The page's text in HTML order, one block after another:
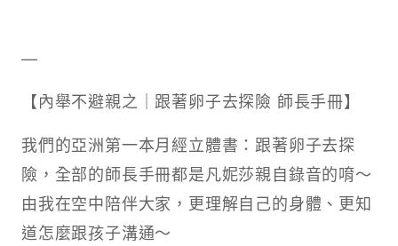
—
【內舉不避親之｜跟著卵子去探險 師長手冊】
我們的亞洲第一本月經立體書：跟著卵子去探
險，全部的師長手冊都是凡妮莎親自錄音的唷～
由我在空中陪伴大家，更理解自己的身體、更知
道怎麼跟孩子溝通～